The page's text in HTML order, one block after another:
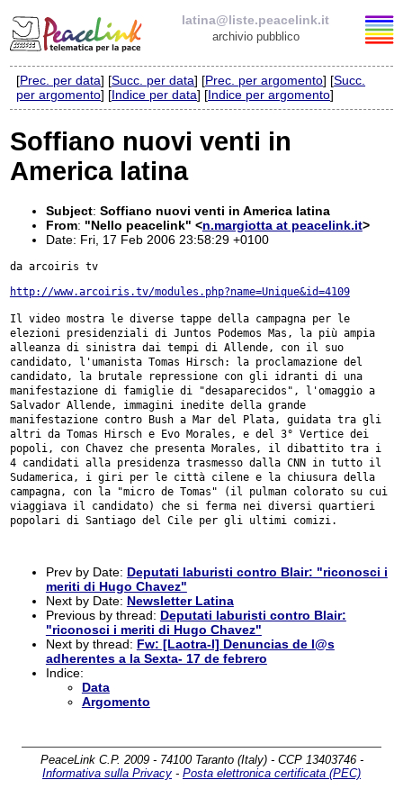
latina@liste.peacelink.it
archivio pubblico
Elenco delle liste
Policy delle liste di PeaceLink
Informativa sulla privacy
[Prec. per data] [Succ. per data] [Prec. per argomento] [Succ.
per argomento] [Indice per data] [Indice per argomento]
Soffiano nuovi venti in
America latina
Subject: Soffiano nuovi venti in America latina
From: "Nello peacelink" <n.margiotta at peacelink.it>
Date: Fri, 17 Feb 2006 23:58:29 +0100
da arcoiris tv
http://www.arcoiris.tv/modules.php?name=Unique&id=4109
Il video mostra le diverse tappe della campagna per le
elezioni presidenziali di Juntos Podemos Mas, la più ampia
alleanza di sinistra dai tempi di Allende, con il suo
candidato, l'umanista Tomas Hirsch: la proclamazione del
candidato, la brutale repressione con gli idranti di una
manifestazione di famiglie di "desaparecidos", l'omaggio a
Salvador Allende, immagini inedite della grande
manifestazione contro Bush a Mar del Plata, guidata tra gli
altri da Tomas Hirsch e Evo Morales, e del 3° Vertice dei
popoli, con Chavez che presenta Morales, il dibattito tra i
4 candidati alla presidenza trasmesso dalla CNN in tutto il
Sudamerica, i giri per le città cilene e la chiusura della
campagna, con la "micro de Tomas" (il pulman colorato su cui
viaggiava il candidato) che si ferma nei diversi quartieri
popolari di Santiago del Cile per gli ultimi comizi.
Prev by Date: Deputati laburisti contro Blair: "riconosci i
meriti di Hugo Chavez"
Next by Date: Newsletter Latina
Previous by thread: Deputati laburisti contro Blair:
"riconosci i meriti di Hugo Chavez"
Next by thread: Fw: [Laotra-l] Denuncias de l@s
adherentes a la Sexta- 17 de febrero
Indice:
Data
Argomento
PeaceLink C.P. 2009 - 74100 Taranto (Italy) - CCP 13403746 -
Informativa sulla Privacy - Posta elettronica certificata (PEC)